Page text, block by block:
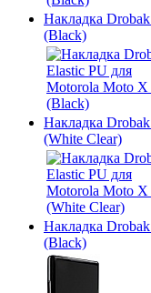
Накладка
(Black)
Накладка
(White Clear)
Накладка
(Black)